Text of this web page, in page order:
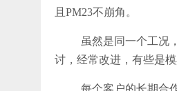
且PM23不崩角。
虽然是同一个工况
讨，经常改进，有些是
每个客户的长期合